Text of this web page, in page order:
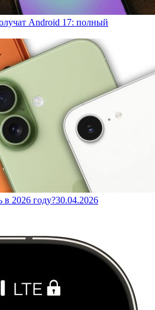
Android 17: полный
в 2026 году?30.04.2026